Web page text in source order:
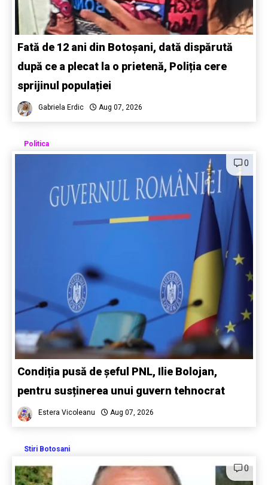
Fată de 12 ani din Botoșani, dată dispărută
după ce a plecat la o prietenă, Poliția cere
sprijinul populației
Gabriela Erdic Aug 07, 2026
Politica
0
Condiția pusă de șeful PNL, Ilie Bolojan,
pentru susținerea unui guvern tehnocrat
Estera Vicoleanu Aug 07, 2026
Stiri Botosani
0